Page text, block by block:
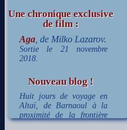
Une chronique exclusive
de film :
Aga, de Milko Lazarov.
Sortie le 21 novembre
2018.
Nouveau blog !
Huit jours de voyage en
Altaï, de Barnaoul à la
proximité de la frontière
mongole !aller au